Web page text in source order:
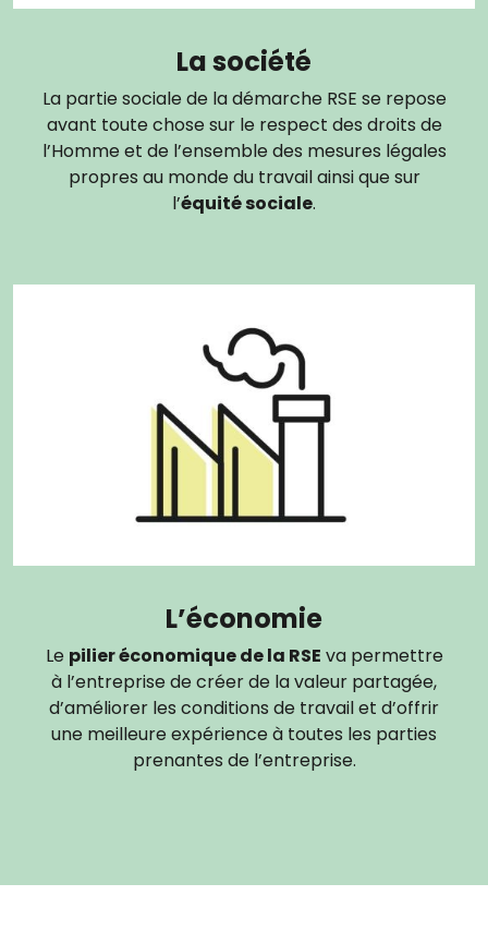
La société
La partie sociale de la démarche RSE se repose
avant toute chose sur le respect des droits de
l’Homme et de l’ensemble des mesures légales
propres au monde du travail ainsi que sur
l’équité sociale.
L’économie
Le pilier économique de la RSE va permettre
à l’entreprise de créer de la valeur partagée,
d’améliorer les conditions de travail et d’offrir
une meilleure expérience à toutes les parties
prenantes de l’entreprise.